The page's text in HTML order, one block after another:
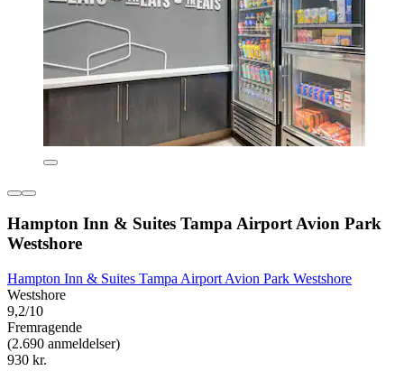
Hampton Inn & Suites Tampa Airport Avion Park
Westshore
Hampton Inn & Suites Tampa Airport Avion Park Westshore
Westshore
9,2/10
Fremragende
(2.690 anmeldelser)
930 kr.